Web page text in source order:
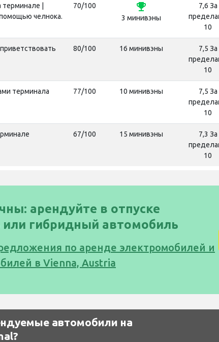
терминале |
челнока.
70/100 emoji_events
3 минивэны
7,6 За
10
80/100 16 минивэны
7,5 За
10
терминала 77/100 10 минивэны
7,5 За
10
67/100 15 минивэны
7,3 За
10
арендуйте в отпуске
гибридный автомобиль
по аренде электромобилей и
в Vienna, Austria
автомобили на